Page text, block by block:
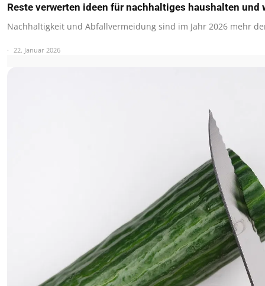
Reste verwerten ideen für nachhaltiges haushalten und
Nachhaltigkeit und Abfallvermeidung sind im Jahr 2026 mehr
22. Januar 2026